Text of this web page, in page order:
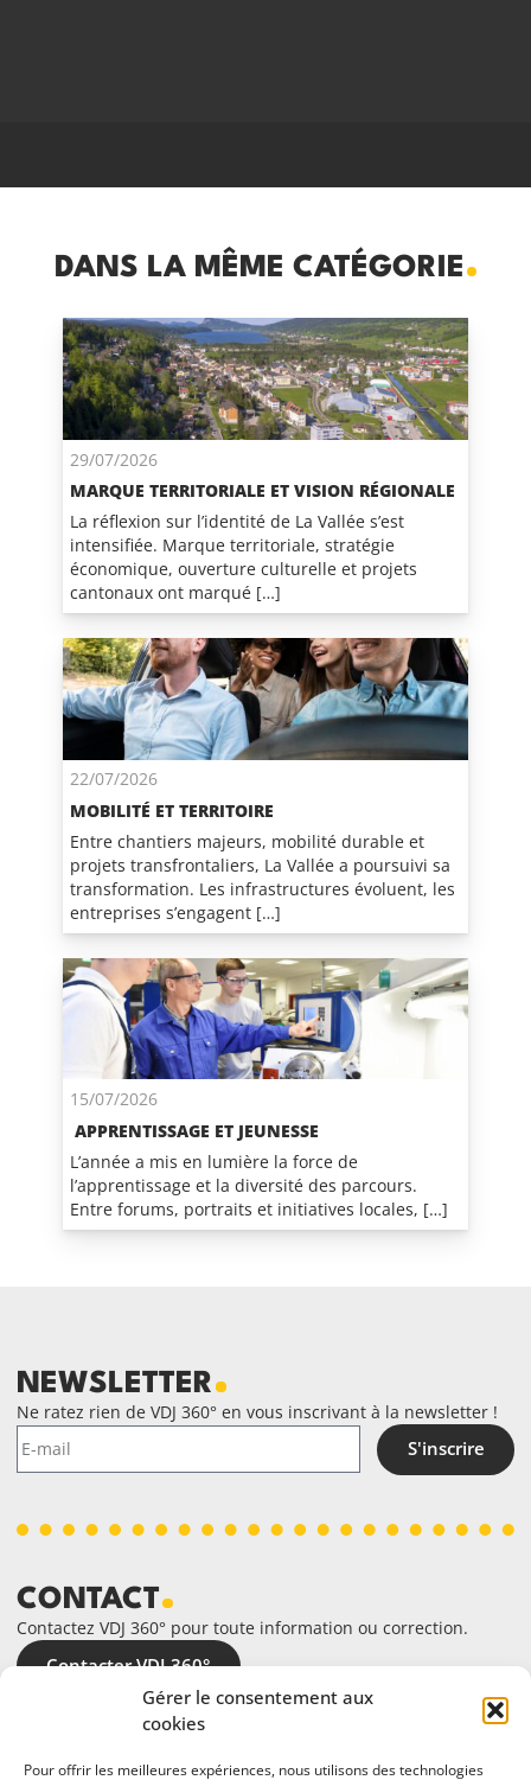
Gérer le consentement aux
cookies
Pour offrir les meilleures expériences, nous utilisons des technologies
DANS LA MÊME CATÉGORIE
29/07/2026
MARQUE TERRITORIALE ET VISION RÉGIONALE
La réflexion sur l’identité de La Vallée s’est
intensifiée. Marque territoriale, stratégie
économique, ouverture culturelle et projets
cantonaux ont marqué […]
22/07/2026
MOBILITÉ ET TERRITOIRE
Entre chantiers majeurs, mobilité durable et
projets transfrontaliers, La Vallée a poursuivi sa
transformation. Les infrastructures évoluent, les
entreprises s’engagent […]
15/07/2026
APPRENTISSAGE ET JEUNESSE
L’année a mis en lumière la force de
l’apprentissage et la diversité des parcours.
Entre forums, portraits et initiatives locales, […]
NEWSLETTER
Ne ratez rien de VDJ 360° en vous inscrivant à la newsletter !
S'inscrire
CONTACT
Contactez VDJ 360° pour toute information ou correction.
Contacter VDJ 360°